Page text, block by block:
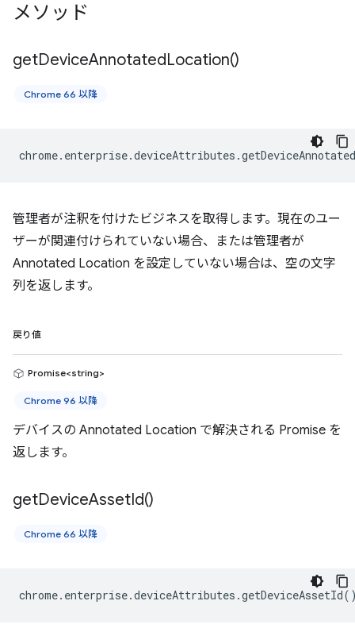
メソッド
getDeviceAnnotatedLocation()
Chrome 66 以降
chrome. enterprise.deviceAttributes .
管理者が注釈を付けたビジネスを取得します。現在のユー
ザーが関連付けられていない場合、または管理者が
Annotated Location を設定していない場合は、空の文字
列を返します。
戻り値
Promise<string>
Chrome 96 以降
デバイスの Annotated Location で解決される Promise を
返します。
getDeviceAssetId()
Chrome 66 以降
chrome. enterprise.deviceAttributes .getDeviceAssetId